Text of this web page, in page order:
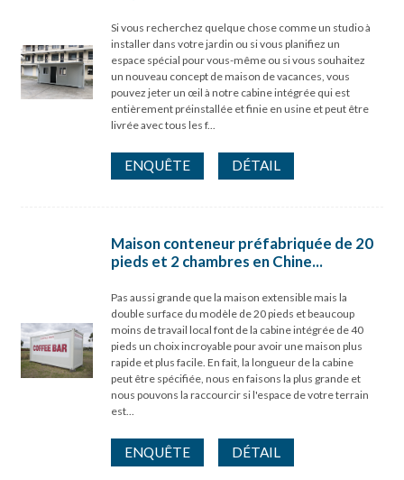
Si vous recherchez quelque chose comme un studio à
installer dans votre jardin ou si vous planifiez un
espace spécial pour vous-même ou si vous souhaitez
un nouveau concept de maison de vacances, vous
pouvez jeter un œil à notre cabine intégrée qui est
entièrement préinstallée et finie en usine et peut être
livrée avec tous les f...
ENQUÊTE DÉTAIL
Maison conteneur préfabriquée de 20
pieds et 2 chambres en Chine...
Pas aussi grande que la maison extensible mais la
double surface du modèle de 20 pieds et beaucoup
moins de travail local font de la cabine intégrée de 40
pieds un choix incroyable pour avoir une maison plus
rapide et plus facile. En fait, la longueur de la cabine
peut être spécifiée, nous en faisons la plus grande et
nous pouvons la raccourcir si l'espace de votre terrain
est...
ENQUÊTE DÉTAIL